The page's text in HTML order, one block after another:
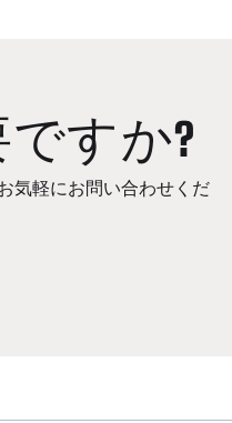
すか?
気軽にお問い合わせくだ